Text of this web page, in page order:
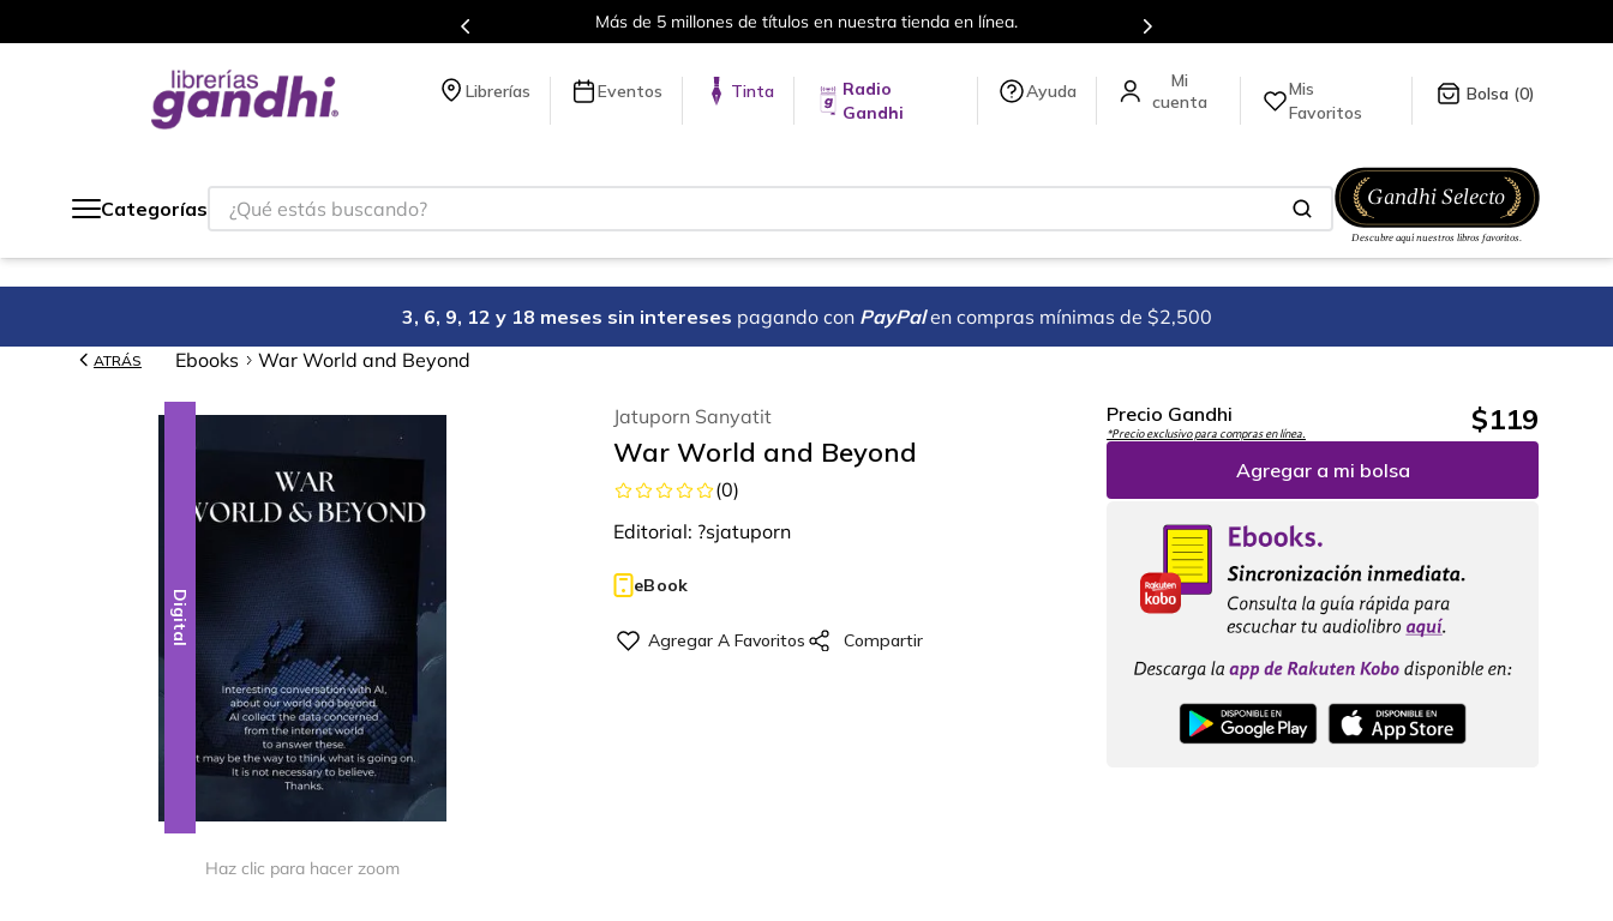
Más de 5 millones de títulos en nuestra tienda en línea.
Librerías Eventos Tinta
Radio
Gandhi
Ayuda
Mis
Favoritos
0
Categorías
¿Qué estás buscando?
3, 6, 9, 12 y 18 meses sin intereses pagando con PayPal en compras mínimas de $2,500
ATRÁS Ebooks War World and Beyond
Digital
Haz clic para hacer zoom
Jatuporn Sanyatit
War World and Beyond
(0)
Editorial: ?sjatuporn
eBook
Precio Gandhi
*Precio exclusivo para compras en línea. $119
Agregar a mi bolsa